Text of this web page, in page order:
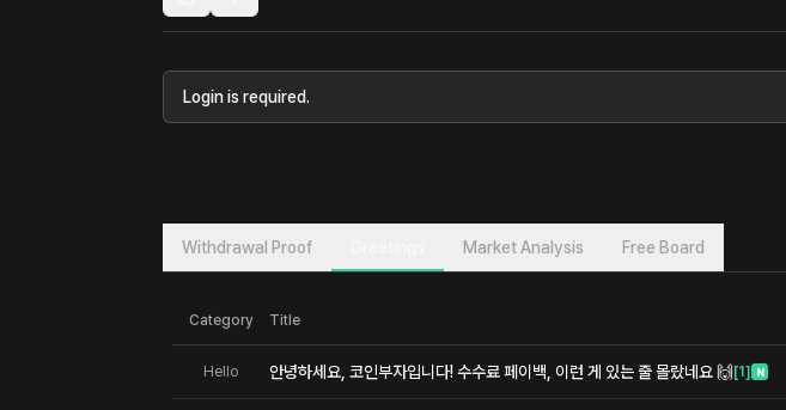
Login is required.
Withdrawal Proof Market Analysis Free Board
Category Title
Hello 안녕하세요, 코인부자입니다! 수수료 페이백, 이런 게 있는 줄 몰랐네요 🙌 [1 ] N